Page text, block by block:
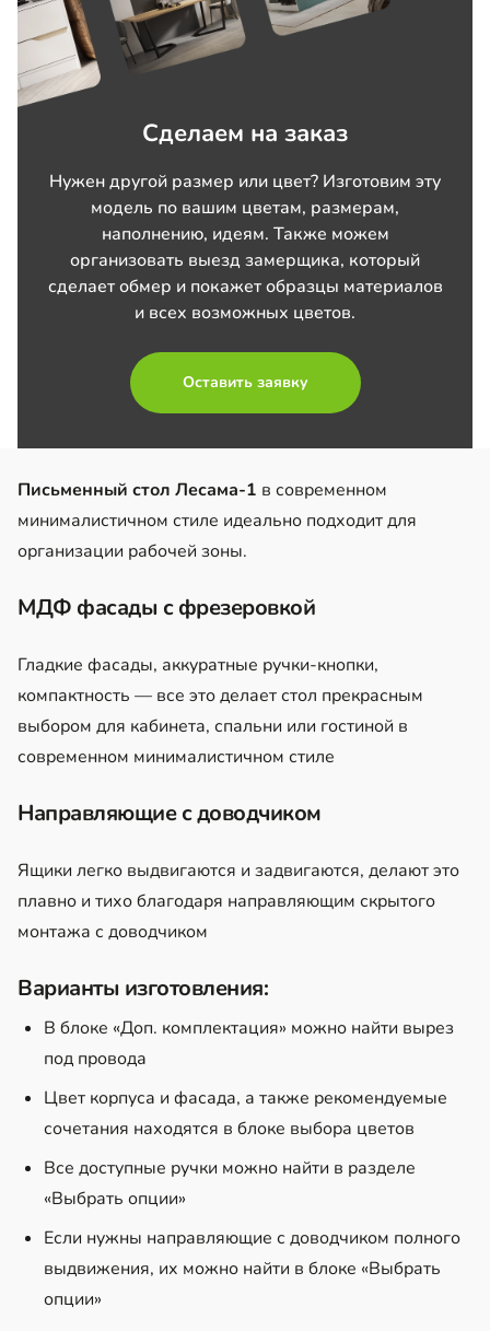
Сделаем на заказ
Нужен другой размер или цвет? Изготовим эту
модель по вашим цветам, размерам,
наполнению, идеям. Также можем
организовать выезд замерщика, который
сделает обмер и покажет образцы материалов
и всех возможных цветов.
Оставить заявку
Письменный стол Лесама-1 в современном
минималистичном стиле идеально подходит для
организации рабочей зоны.
МДФ фасады с фрезеровкой
Гладкие фасады, аккуратные ручки-кнопки,
компактность — все это делает стол прекрасным
выбором для кабинета, спальни или гостиной в
современном минималистичном стиле
Направляющие с доводчиком
Ящики легко выдвигаются и задвигаются, делают это
плавно и тихо благодаря направляющим скрытого
монтажа с доводчиком
Варианты изготовления:
В блоке «Доп. комплектация» можно найти вырез
под провода
Цвет корпуса и фасада, а также рекомендуемые
сочетания находятся в блоке выбора цветов
Все доступные ручки можно найти в разделе
«Выбрать опции»
Если нужны направляющие с доводчиком полного
выдвижения, их можно найти в блоке «Выбрать
опции»